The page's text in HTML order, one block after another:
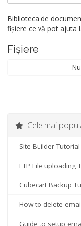
Biblioteca de
fișiere ce vă pot ajuta
Fișiere
Cele mai
Site Builder Tutorial
FTP File uploading
Cubecart Backup
How to delete
Guide to setup